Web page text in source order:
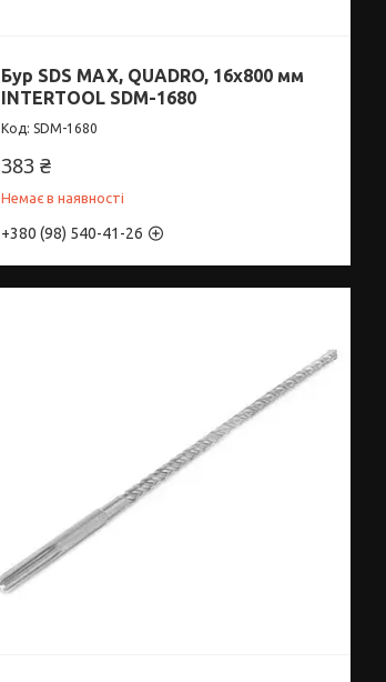
Бур SDS MAX, QUADRO, 16x800 мм
INTERTOOL SDM-1680
SDM-1680
383 ₴
Немає в наявності
+380 (98) 540-41-26